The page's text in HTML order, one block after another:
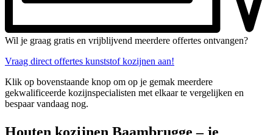
Wil je graag gratis en vrijblijvend meerdere offertes ontvangen?
Vraag direct offertes kunststof kozijnen aan!
Klik op bovenstaande knop om op je gemak meerdere
gekwalificeerde kozijnspecialisten met elkaar te vergelijken en
bespaar vandaag nog.